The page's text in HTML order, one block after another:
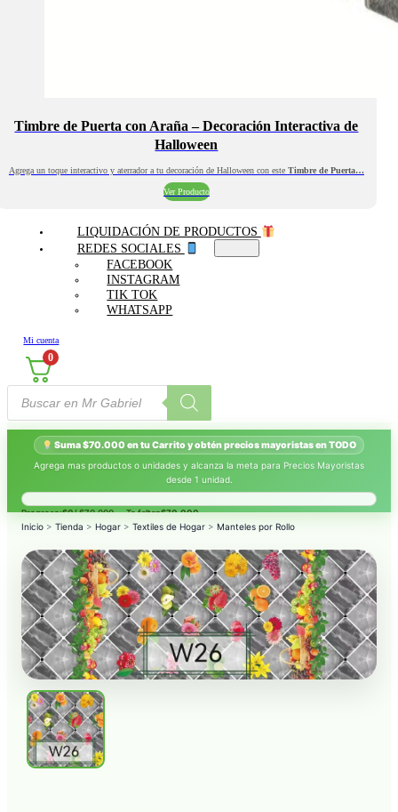
Timbre de Puerta con Araña – Decoración Interactiva de
Halloween
Agrega un toque interactivo y aterrador a tu decoración de Halloween con este Timbre de Puerta…
Ver Producto
LIQUIDACIÓN DE PRODUCTOS
REDES SOCIALES
FACEBOOK
INSTAGRAM
TIK TOK
WHATSAPP
Mi cuenta
0
Búsqueda
productos
Suma $70.000 en tu Carrito y obtén precios mayoristas en TODO
Agrega mas productos o unidades y alcanza la meta para Precios Mayoristas
desde 1 unidad.
Progreso:$0/ $70.000 — Te faltan$70.000.
Inicio > Tienda > Hogar > Textiles de Hogar > Manteles por Rollo